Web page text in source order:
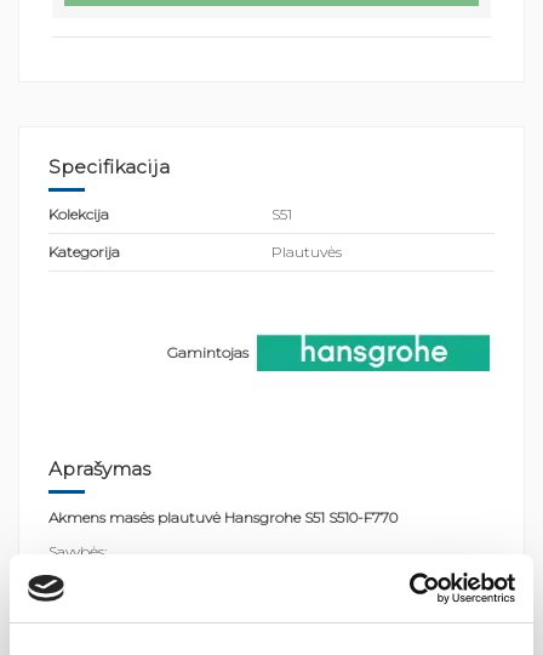
Specifikacija
Kolekcija S51
Kategorija Plautuvės
Gamintojas
Aprašymas
Akmens masės plautuvė Hansgrohe S51 S510-F770
Savybės: